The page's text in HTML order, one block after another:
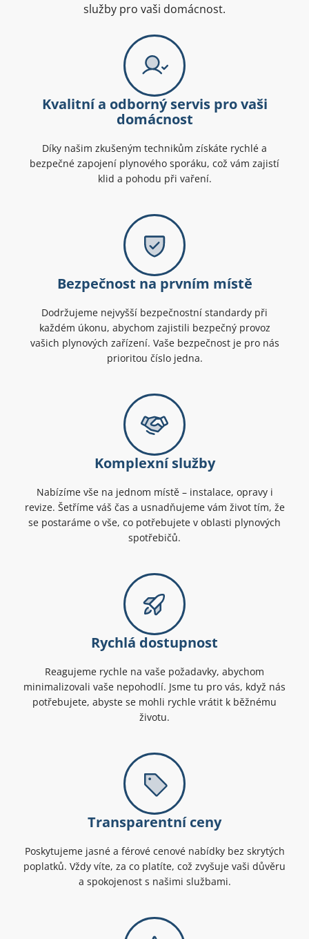
služby pro vaši domácnost.
Kvalitní a odborný servis pro vaši
domácnost
Díky našim zkušeným technikům získáte rychlé a
bezpečné zapojení plynového sporáku, což vám zajistí
klid a pohodu při vaření.
Bezpečnost na prvním místě
Dodržujeme nejvyšší bezpečnostní standardy při
každém úkonu, abychom zajistili bezpečný provoz
vašich plynových zařízení. Vaše bezpečnost je pro nás
prioritou číslo jedna.
Komplexní služby
Nabízíme vše na jednom místě – instalace, opravy i
revize. Šetříme váš čas a usnadňujeme vám život tím, že
se postaráme o vše, co potřebujete v oblasti plynových
spotřebičů.
Rychlá dostupnost
Reagujeme rychle na vaše požadavky, abychom
minimalizovali vaše nepohodlí. Jsme tu pro vás, když nás
potřebujete, abyste se mohli rychle vrátit k běžnému
životu.
Transparentní ceny
Poskytujeme jasné a férové cenové nabídky bez skrytých
poplatků. Vždy víte, za co platíte, což zvyšuje vaši důvěru
a spokojenost s našimi službami.